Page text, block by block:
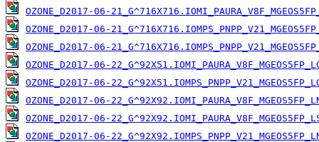
OZONE_D2017-06-
OZONE_D2017-06-
OZONE_D2017-06-
OZONE_D2017-06-
OZONE_D2017-06-
OZONE_D2017-06-
OZONE_D2017-06-
OZONE_D2017-06-